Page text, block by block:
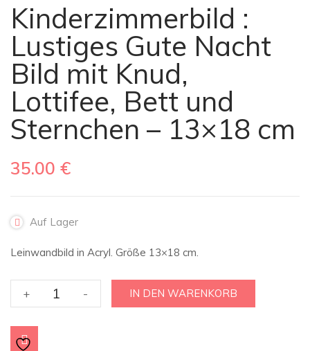
Kinderzimmerbild :
Lustiges Gute Nacht
Bild mit Knud,
Lottifee, Bett und
Sternchen – 13×18 cm
35.00 €
Auf Lager
Leinwandbild in Acryl. Größe 13×18 cm.
+
Kinderzimmerbild
:
- IN DEN WARENKORB